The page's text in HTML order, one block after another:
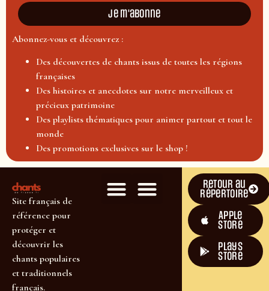
Je m'abonne
Abonnez-vous et découvrez :
Des découvertes de chants issus de toutes les régions
françaises
Des histoires et anecdotes sur notre merveilleux et
précieux patrimoine
Des playlists thématiques pour animer partout et tout le
monde
Des promotions exclusives sur le shop !
Site français de
référence pour
protéger et
découvrir les
chants populaires
et traditionnels
français.
Retour au
répertoire
Apple
Store
plays
store